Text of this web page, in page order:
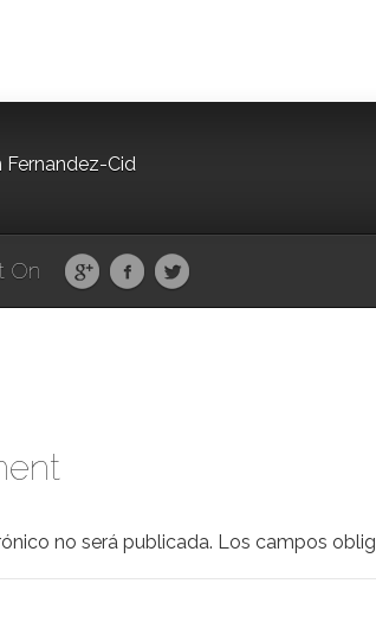
Fernandez-Cid
On
no será publicada. Los campos